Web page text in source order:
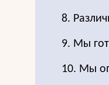
8.
9. Мы
10. Мы